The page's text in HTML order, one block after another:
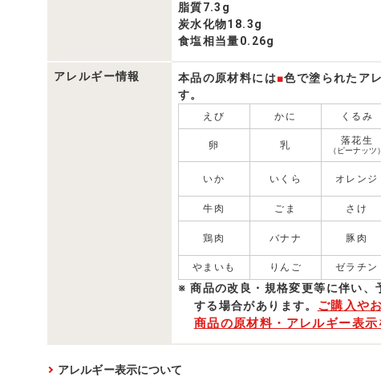
脂質7.3g
炭水化物18.3g
食塩相当量0.26g
アレルギー情報 本品の原材料には■色で塗られたア
す。
えび かに くるみ
卵 乳 落花生
（ピーナッツ）
いか いくら オレンジ
牛肉 ごま さけ
鶏肉 バナナ 豚肉
やまいも りんご ゼラチン
商品の改良・規格変更等に伴い、
する場合があります。 ご購入や
商品の原材料・アレルギー表示
アレルギー表示について